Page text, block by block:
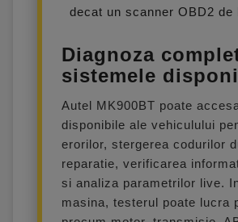
decat un scanner OBD2 de
Diagnoza
sistemele
Autel MK900BT poate
disponibile ale vehiculului
erorilor, stergerea codurilor
reparatie, verificarea
si analiza parametrilor live.
masina, testerul poate lucra